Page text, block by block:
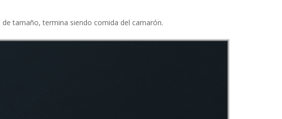
tamaño, termina siendo comida del camarón.